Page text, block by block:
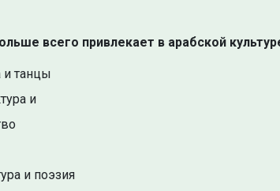
всего привлекает в арабской
танцы
и
и поэзия